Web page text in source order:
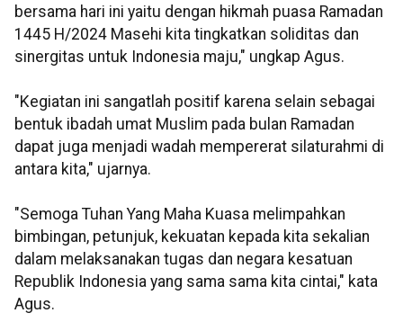
bersama hari ini yaitu dengan hikmah puasa Ramadan
1445 H/2024 Masehi kita tingkatkan soliditas dan
sinergitas untuk Indonesia maju," ungkap Agus.
"Kegiatan ini sangatlah positif karena selain sebagai
bentuk ibadah umat Muslim pada bulan Ramadan
dapat juga menjadi wadah mempererat silaturahmi di
antara kita," ujarnya.
"Semoga Tuhan Yang Maha Kuasa melimpahkan
bimbingan, petunjuk, kekuatan kepada kita sekalian
dalam melaksanakan tugas dan negara kesatuan
Republik Indonesia yang sama sama kita cintai," kata
Agus.